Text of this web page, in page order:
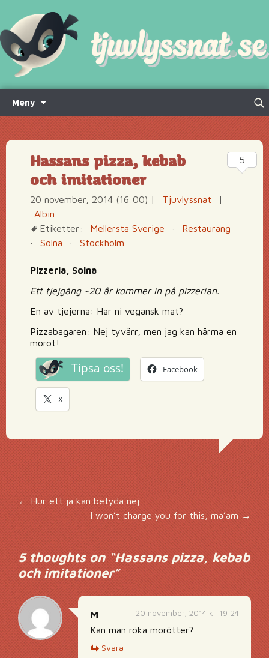
Meny
innehåll
Sök
Hassans pizza, kebab
och imitationer
20 november, 2014 (16:00) | Tjuvlyssnat
|
Albin
Etiketter:
Mellersta Sverige ·
Restaurang
·
Solna · Stockholm
Pizzeria, Solna
Ett tjejgäng ~20 år kommer in på pizzerian.
En av tjejerna: Har ni vegansk mat?
Pizzabagaren: Nej tyvärr, men jag kan härma en
morot!
Tipsa oss! Facebook
X
5
Inläggsnavigering
← Hur ett ja kan betyda nej
I won’t charge you for this, ma’am→
5 thoughts on “Hassans pizza, kebab
och imitationer”
20 november, 2014 kl. 19:24
M
Kan man röka morötter?
Svara